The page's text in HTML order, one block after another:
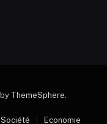
ThemeSphere.
Société Economie